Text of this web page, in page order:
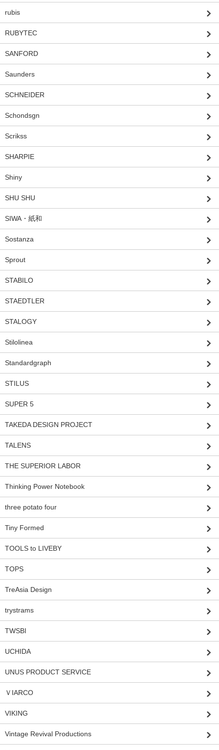
rubis
RUBYTEC
SANFORD
Saunders
SCHNEIDER
Schondsgn
Scrikss
SHARPIE
Shiny
SHU SHU
SIWA・紙和
Sostanza
Sprout
STABILO
STAEDTLER
STALOGY
Stilolinea
Standardgraph
STILUS
SUPER 5
TAKEDA DESIGN PROJECT
TALENS
THE SUPERIOR LABOR
Thinking Power Notebook
three potato four
Tiny Formed
TOOLS to LIVEBY
TOPS
TreAsia Design
trystrams
TWSBI
UCHIDA
UNUS PRODUCT SERVICE
ＶIARCO
VIKING
Vintage Revival Productions